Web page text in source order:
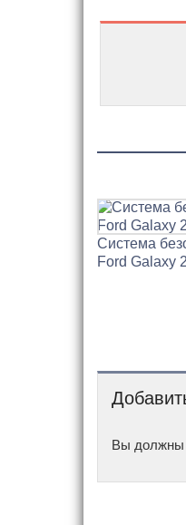
Система
Ford Galaxy
Вы должны